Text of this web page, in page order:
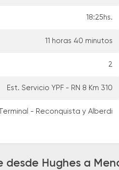
18:25hs.
11 horas 40 minutos
2
Est. Servicio YPF - RN 8 Km 310
Terminal - Reconquista y Alberdi
desde Hughes a